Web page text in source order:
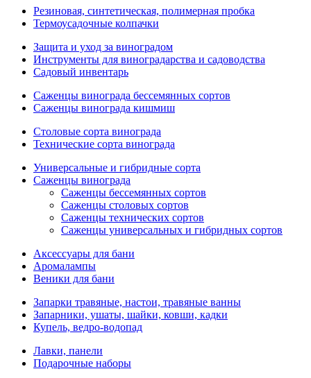
Резиновая, синтетическая, полимерная пробка
Термоусадочные колпачки
Защита и уход за виноградом
Инструменты для виноградарства и садоводства
Садовый инвентарь
Саженцы винограда бессемянных сортов
Саженцы винограда кишмиш
Столовые сорта винограда
Технические сорта винограда
Универсальные и гибридные сорта
Саженцы винограда
Саженцы бессемянных сортов
Саженцы столовых сортов
Саженцы технических сортов
Саженцы универсальных и гибридных сортов
Аксессуары для бани
Аромалампы
Веники для бани
Запарки травяные, настои, травяные ванны
Запарники, ушаты, шайки, ковши, кадки
Купель, ведро-водопад
Лавки, панели
Подарочные наборы